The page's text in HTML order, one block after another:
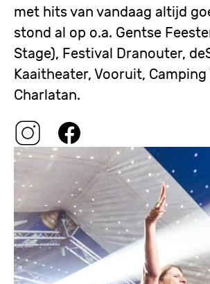
met hits van vandaag altijd
stond al op o.a. Gentse
Stage), Festival Dranouter,
Kaaitheater, Vooruit,
Charlatan.
Image